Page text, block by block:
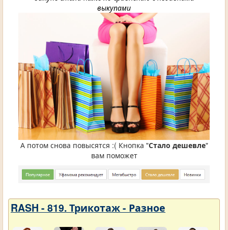
выкупами
А потом снова повысятся :( Кнопка "Стало дешевле"
вам поможет
RASH - 819. Трикотаж - Разное